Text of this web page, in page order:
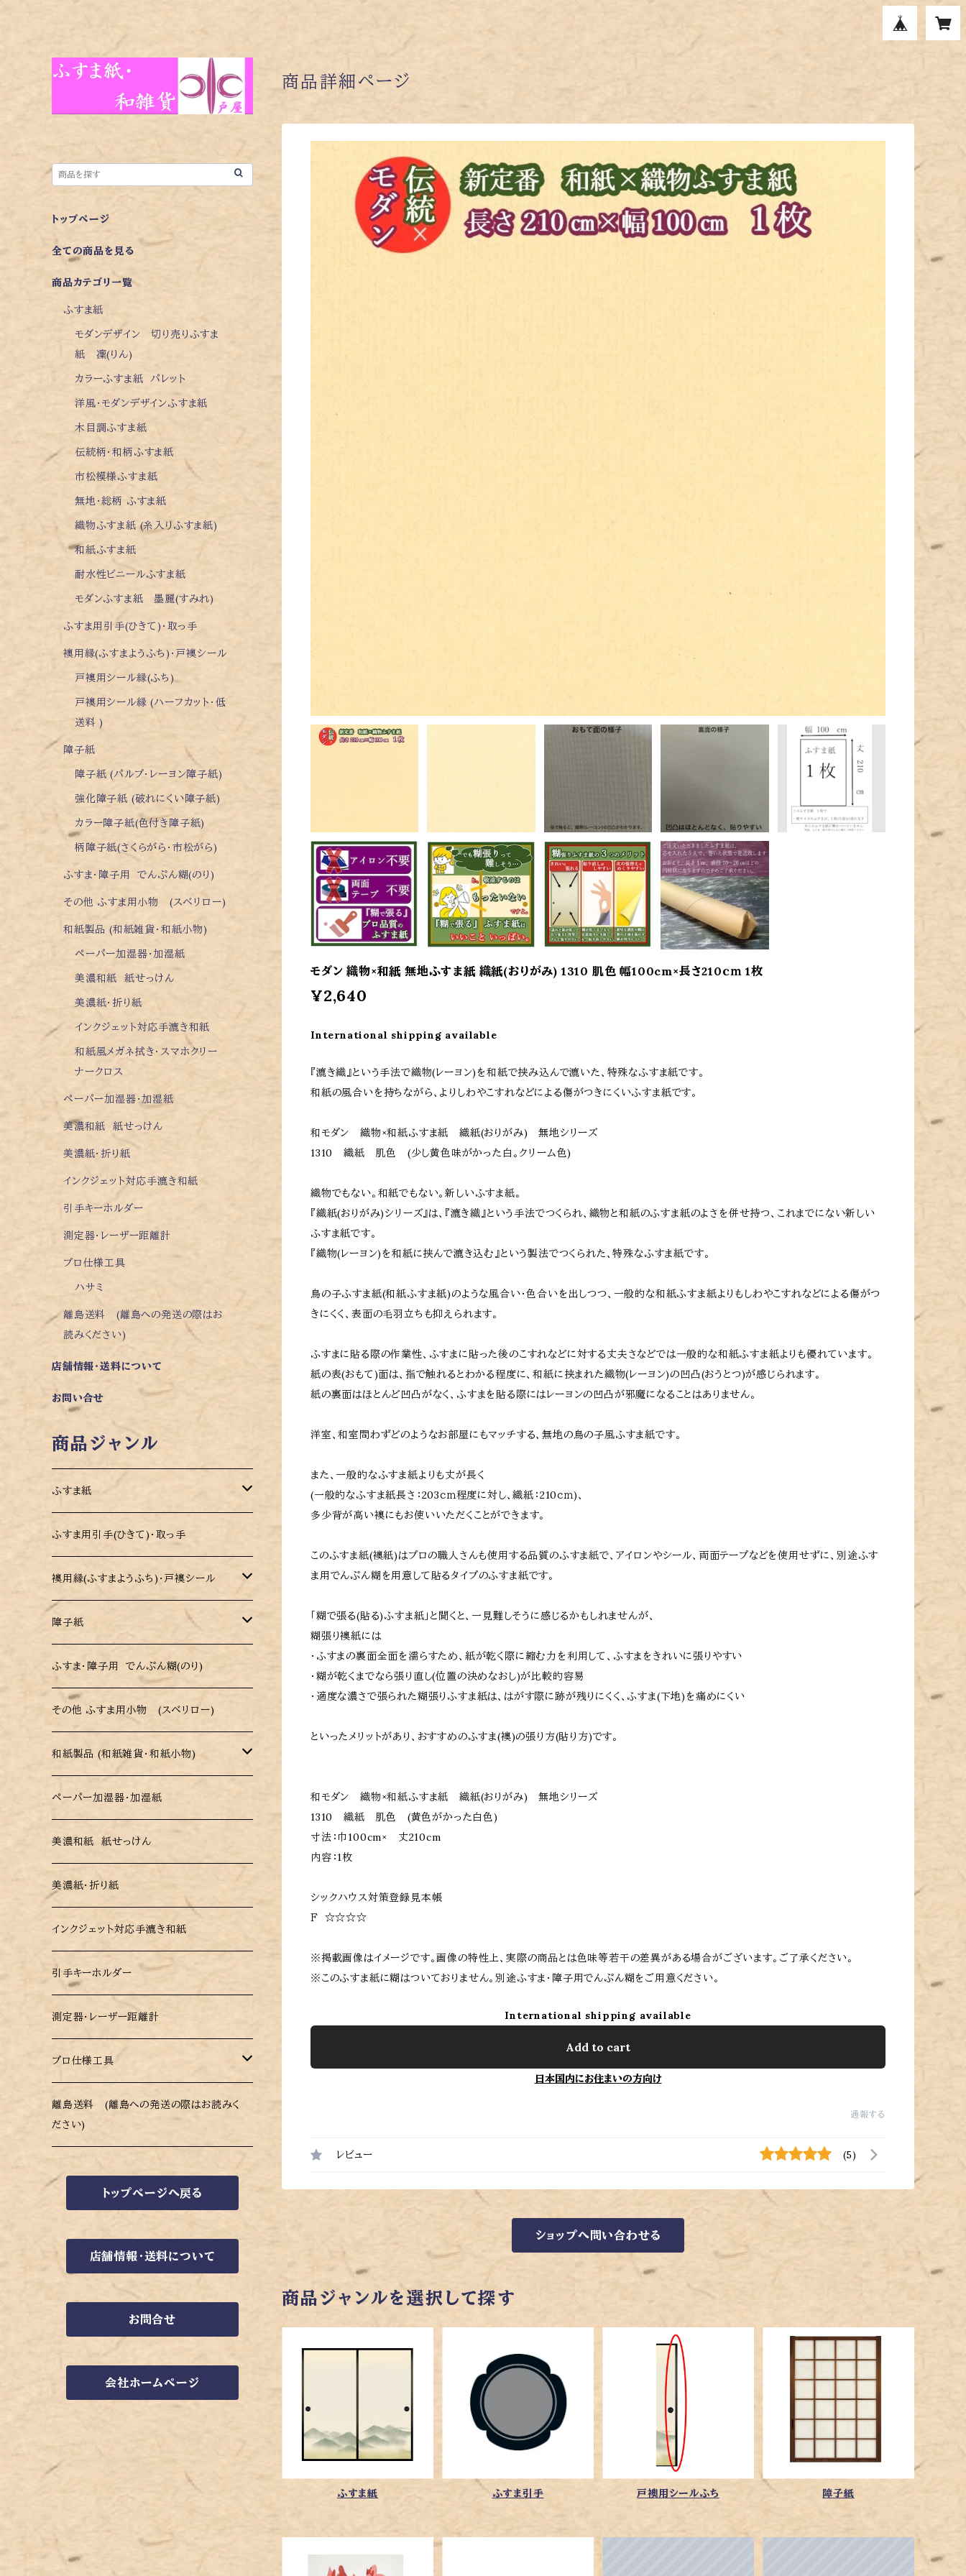
商品詳細ページ
モダン 織物×和紙 無地ふすま紙 織紙(おりがみ) 1310 肌色 幅100cm×長さ210ｃｍ 1枚
¥2,640
International shipping available
『漉き織』という手法で織物(レーヨン)を和紙で挟み込んで漉いた、特殊なふすま紙です。
和紙の風合いを持ちながら、よりしわやこすれなどによる傷がつきにくいふすま紙です。
和モダン 織物×和紙ふすま紙 織紙(おりがみ) 無地シリーズ
1310 織紙 肌色 (少し黄色味がかった白。クリーム色)
織物でもない。和紙でもない。新しいふすま紙。
『織紙(おりがみ)シリーズ』は、『漉き織』という手法でつくられ、織物と和紙のふすま紙のよさを併せ持つ、これまでにない新しい
ふすま紙です。
『織物(レーヨン)を和紙に挟んで漉き込む』という製法でつくられた、特殊なふすま紙です。
鳥の子ふすま紙(和紙ふすま紙)のような風合い・色合いを出しつつ、一般的な和紙ふすま紙よりもしわやこすれなどによる傷がつ
きにくく、表面の毛羽立ちも抑えられます。
ふすまに貼る際の作業性、ふすまに貼った後のこすれなどに対する丈夫さなどでは一般的な和紙ふすま紙よりも優れています。
紙の表(おもて)面は、指で触れるとわかる程度に、和紙に挟まれた織物(レーヨン)の凹凸(おうとつ)が感じられます。
紙の裏面はほとんど凹凸がなく、ふすまを貼る際にはレーヨンの凹凸が邪魔になることはありません。
洋室、和室問わずどのようなお部屋にもマッチする、無地の鳥の子風ふすま紙です。
また、一般的なふすま紙よりも丈が長く
(一般的なふすま紙長さ：203ｃｍ程度に対し、織紙：210ｃｍ)、
多少背が高い襖にもお使いいただくことができます。
このふすま紙(襖紙)はプロの職人さんも使用する品質のふすま紙で、アイロンやシール、両面テープなどを使用せずに、別途ふす
ま用でんぷん糊を用意して貼るタイプのふすま紙です。
「糊で張る(貼る)ふすま紙」と聞くと、一見難しそうに感じるかもしれませんが、
糊張り襖紙には
・ふすまの裏面全面を濡らすため、紙が乾く際に縮む力を利用して、ふすまをきれいに張りやすい
・糊が乾くまでなら張り直し(位置の決めなおし)が比較的容易
・適度な濃さで張られた糊張りふすま紙は、はがす際に跡が残りにくく、ふすま(下地)を痛めにくい
といったメリットがあり、おすすめのふすま(襖)の張り方(貼り方)です。
和モダン 織物×和紙ふすま紙 織紙(おりがみ) 無地シリーズ
1310 織紙 肌色 (黄色がかった白色)
寸法：巾100cm× 丈210cm
内容：1枚
シックハウス対策登録見本帳
Ｆ ☆☆☆☆
※掲載画像はイメージです。画像の特性上、実際の商品とは色味等若干の差異がある場合がございます。ご了承ください。
※このふすま紙に糊はついておりません。別途ふすま・障子用でんぷん糊をご用意ください。
International shipping available
Add to cart
日本国内にお住まいの方向け
通報する
レビュー (5)
ショップへ問い合わせる
商品ジャンルを選択して探す
ふすま紙 ふすま引手 戸襖用シールふち 障子紙
トップページ
全ての商品を見る
商品カテゴリ一覧
ふすま紙
モダンデザイン 切り売りふすま
紙 凜(りん)
カラーふすま紙 パレット
洋風・モダンデザインふすま紙
木目調ふすま紙
伝統柄・和柄ふすま紙
市松模様ふすま紙
無地・総柄 ふすま紙
織物ふすま紙 (糸入りふすま紙)
和紙ふすま紙
耐水性ビニールふすま紙
モダンふすま紙 墨麗(すみれ)
ふすま用引手(ひきて)・取っ手
襖用縁(ふすまようふち)・戸襖シール
戸襖用シール縁(ふち)
戸襖用シール縁 (ハーフカット・低
送料 )
障子紙
障子紙 (パルプ・レーヨン障子紙)
強化障子紙 (破れにくい障子紙)
カラー障子紙(色付き障子紙)
柄障子紙(さくらがら・市松がら)
ふすま・障子用 でんぷん糊(のり)
その他 ふすま用小物 (スベリロー)
和紙製品 (和紙雑貨・和紙小物)
ペーパー加湿器・加湿紙
美濃和紙 紙せっけん
美濃紙・折り紙
インクジェット対応手漉き和紙
和紙風メガネ拭き・スマホクリー
ナークロス
ペーパー加湿器・加湿紙
美濃和紙 紙せっけん
美濃紙・折り紙
インクジェット対応手漉き和紙
引手キーホルダー
測定器・レーザー距離計
プロ仕様工具
ハサミ
離島送料 (離島への発送の際はお
読みください)
店舗情報・送料について
お問い合せ
商品ジャンル
ふすま紙
モダンデザイン 切り売りふすま紙 凜(り
ん)
カラーふすま紙 パレット
洋風・モダンデザインふすま紙
木目調ふすま紙
伝統柄・和柄ふすま紙
市松模様ふすま紙
無地・総柄 ふすま紙
織物ふすま紙 (糸入りふすま紙)
和紙ふすま紙
耐水性ビニールふすま紙
モダンふすま紙 墨麗(すみれ)
ふすま用引手(ひきて)・取っ手
襖用縁(ふすまようふち)・戸襖シール
戸襖用シール縁(ふち)
戸襖用シール縁 (ハーフカット・低送料 )
障子紙
障子紙 (パルプ・レーヨン障子紙)
強化障子紙 (破れにくい障子紙)
カラー障子紙(色付き障子紙)
柄障子紙(さくらがら・市松がら)
ふすま・障子用 でんぷん糊(のり)
その他 ふすま用小物 (スベリロー)
和紙製品 (和紙雑貨・和紙小物)
ペーパー加湿器・加湿紙
美濃和紙 紙せっけん
美濃紙・折り紙
インクジェット対応手漉き和紙
和紙風メガネ拭き・スマホクリーナークロ
ス
ペーパー加湿器・加湿紙
美濃和紙 紙せっけん
美濃紙・折り紙
インクジェット対応手漉き和紙
引手キーホルダー
測定器・レーザー距離計
プロ仕様工具
ハサミ
離島送料 (離島への発送の際はお読みく
ださい)
トップページへ戻る
店舗情報・送料について
お問合せ
会社ホームページ